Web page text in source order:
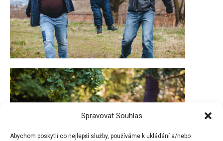
Spravovat Souhlas
Abychom poskytli co nejlepší služby, používáme k ukládání a/nebo